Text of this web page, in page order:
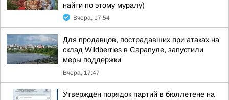
найти по этому муралу)
Вчера, 17:54
Для продавцов, пострадавших при атаках на
склад Wildberries в Сарапуле, запустили
меры поддержки
Вчера, 17:47
Утверждён порядок партий в бюллетене на